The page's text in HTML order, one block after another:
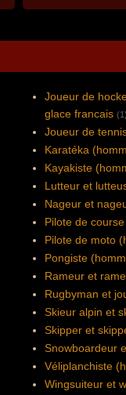
Joueur de
glace francais
Joueur de
Karatéka
Kayakiste
Lutteur et
Nageur et
Pilote de
Pilote de moto
Pongiste
Rameur et
Rugbyman et
Skieur alpin et
Skipper et
Snowboardeur
Véliplanchiste
Wingsuiteur et